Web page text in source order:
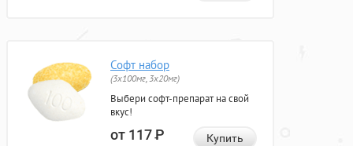
Софт набор
(3x100мг, 3x20мг)
Выбери софт-препарат на свой
вкус!
от 117Р Купить